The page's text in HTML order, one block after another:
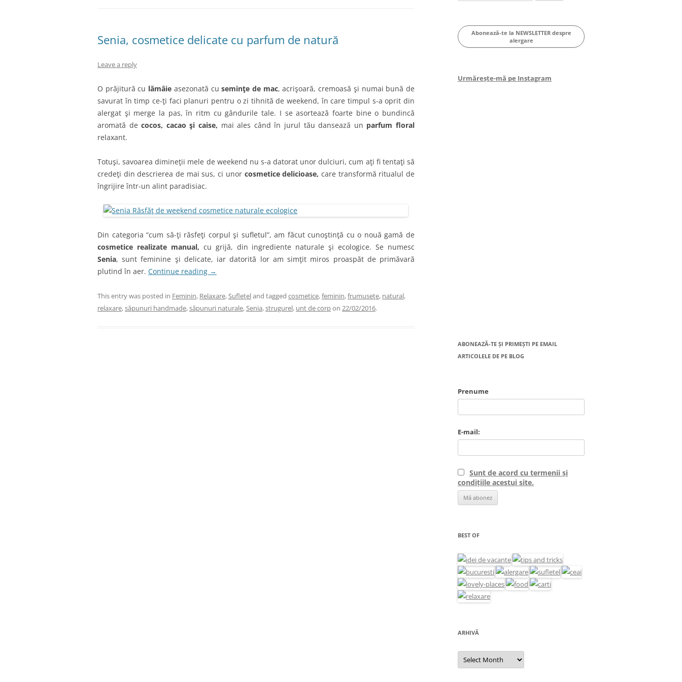
Senia, cosmetice delicate cu parfum de natură
Leave a reply
O prăjitură cu lămâie asezonată cuseminţe de mac, acrişoară, cremoasă şi numai bună de
savurat în timp ce-ţi faci planuri pentru o zi tihnită de weekend, în care timpul s-a oprit din
alergat şi merge la pas, în ritm cu gândurile tale. I se asortează foarte bine o bundincă
aromată decocos, cacao şi caise, mai ales când în jurul tău dansează un parfum floral
relaxant.
Totuşi, savoarea dimineţii mele de weekend nu s-a datorat unor dulciuri, cum aţi fi tentaţi să
credeţi din descrierea de mai sus, ci unor cosmetice delicioase, care transformă ritualul de
îngrijire într-un alint paradisiac.
Din categoria “cum să-ţi răsfeţi corpul şi sufletul”, am făcut cunoştinţă cu o nouă gamă de
cosmetice realizate manual, cu grijă, din ingrediente naturale şi ecologice. Se numesc
Senia, sunt feminine şi delicate, iar datorită lor am simţit miros proaspăt de primăvară
plutind în aer. Continue reading →
This entry was posted in Feminin, Relaxare,Sufleţeland tagged cosmetice,feminin,frumuseţe, natural,
relaxare,săpunuri handmade,săpunuri naturale,Senia,strugurel, unt de corpon 22/02/2016.
for:
Abonează-te la NEWSLETTER despre
alergare
Urmărește-mă pe Instagram
ABONEAZĂ-TE ȘI PRIMEȘTI PE EMAIL
ARTICOLELE DE PE BLOG
Prenume
E-mail:
Sunt de acord cu termenii și
condițiile acestui site.
BEST OF
ARHIVĂ
Arhivă